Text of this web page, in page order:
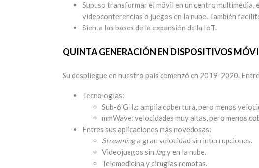
Supuso transformar el móvil en un centro multimedia,
videoconferencias o juegos en la nube. También
Sienta las bases de la expansión de la IoT.
QUINTA GENERACIÓN EN DISPOSITIVOS
Su despliegue en nuestro país comenzó en 2019-2020.
Tecnologías:
Sub-6 GHz: amplia cobertura, pero menos
mmWave: velocidades muy altas, pero menos
Entres sus aplicaciones más novedosas:
Streaminga gran velocidad sin interrupciones.
Videojuegos sin lagy en la nube.
Telemedicina y cirugías remotas.